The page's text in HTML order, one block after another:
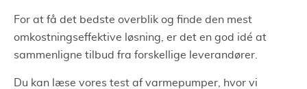
For at få det bedste overblik og finde den mest
omkostningseffektive løsning, er det en god idé at
sammenligne tilbud fra forskellige leverandører.
Du kan læse vores test af varmepumper, hvor vi